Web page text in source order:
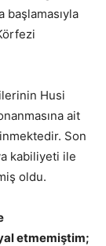
başlamasıyla
Husi
ait
Son
kabiliyeti ile
oldu.
etmemiştim;